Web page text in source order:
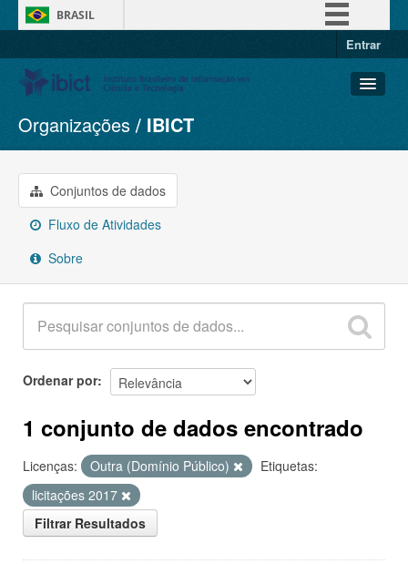
BRASIL
Entrar
Conjuntos de dados
Organizações
Grupos
Sobre
Organizações IBICT
Conjuntos de dados
Fluxo de Atividades
Sobre
Ordenar por
1 conjunto de dados encontrado
Licenças: Outra (Domínio Público)
Etiquetas:
licitações 2017
Filtrar Resultados